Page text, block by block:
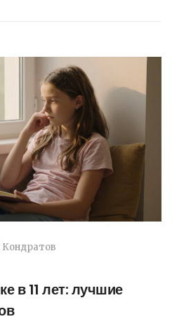
в 11 лет: лучшие